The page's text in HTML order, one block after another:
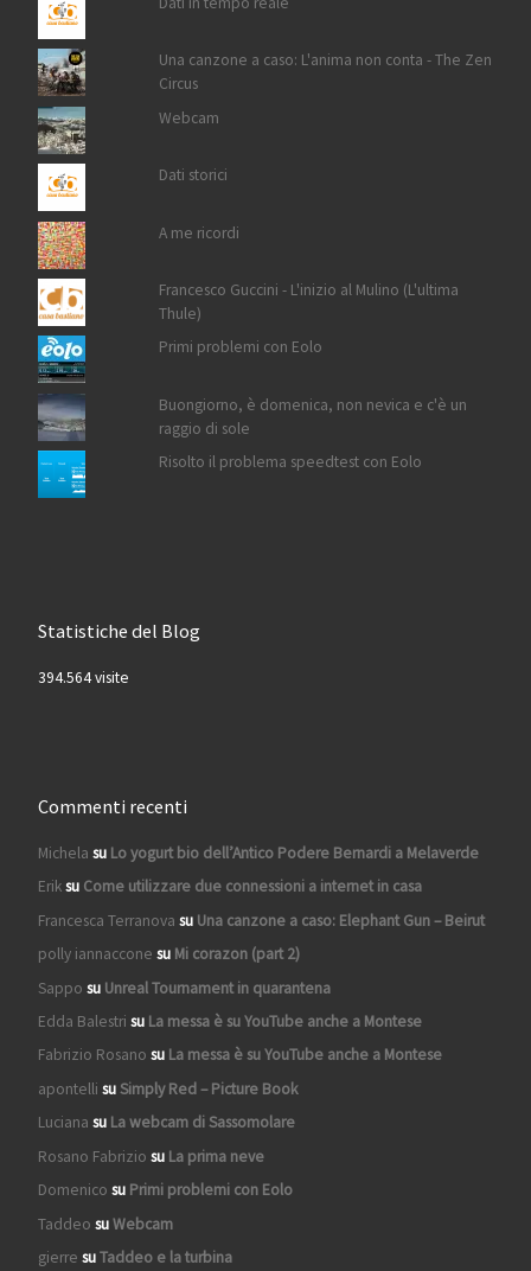
Una canzone a caso: L'anima non conta - The Zen
Circus
Webcam
Dati storici
A me ricordi
Francesco Guccini - L'inizio al Mulino (L'ultima
Thule)
Primi problemi con Eolo
Buongiorno, è domenica, non nevica e c'è un
raggio di sole
Risolto il problema speedtest con Eolo
Statistiche del Blog
394.564 visite
Commenti recenti
Michela su Lo yogurt bio dell’Antico Podere Bernardi a Melaverde
Eriksu Come utilizzare due connessioni a internet in casa
Francesca Terranova su Una canzone a caso: Elephant Gun – Beirut
polly iannaccone su Mi corazon (part 2)
Sappo su Unreal Tournament in quarantena
Edda Balestri su La messa è su YouTube anche a Montese
Fabrizio Rosano su La messa è su YouTube anche a Montese
apontelli suSimply Red – Picture Book
Luciana su La webcam di Sassomolare
Rosano Fabrizio su La prima neve
Domenico su Primi problemi con Eolo
Taddeo suWebcam
gierre suTaddeo e la turbina